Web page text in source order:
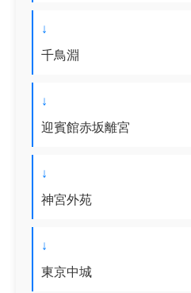
↓
千鳥淵
↓
迎賓館赤坂離宮
↓
神宮外苑
↓
東京中城